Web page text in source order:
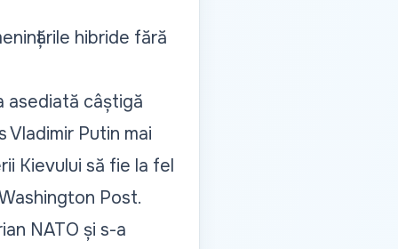
hibride fără
asediată câștigă
Putin mai
Kievului să fie la fel
Post.
NATO și s-a